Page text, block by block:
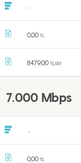
-
0,00 TL
8479,00 TL/AY
7.000 Mbps
-
0,00 TL